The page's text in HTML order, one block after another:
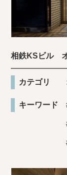
相鉄KSビル
カテゴリ
キーワード